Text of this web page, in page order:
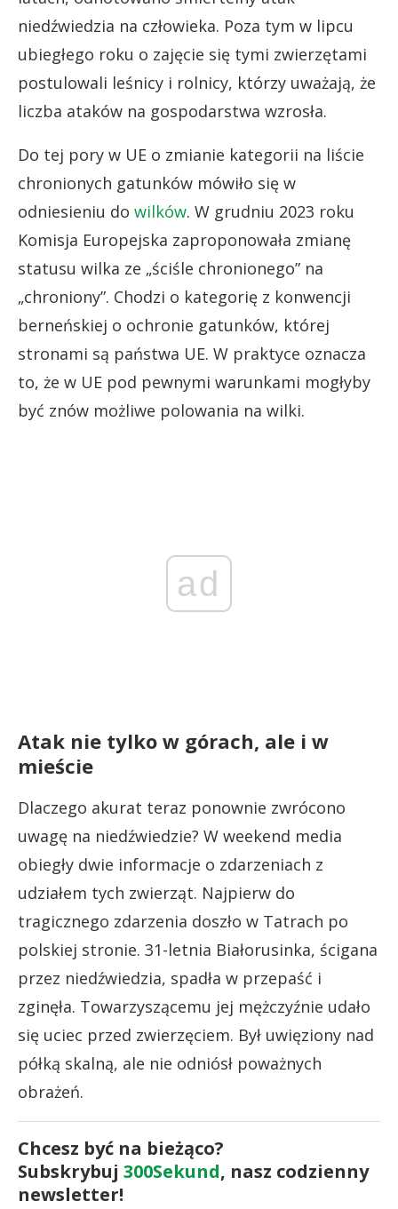
niedźwiedzia na człowieka. Poza tym w lipcu
ubiegłego roku o zajęcie się tymi zwierzętami
postulowali leśnicy i rolnicy, którzy uważają, że
liczba ataków na gospodarstwa wzrosła.
Do tej pory w UE o zmianie kategorii na liście
chronionych gatunków mówiło się w
odniesieniu do wilków. W grudniu 2023 roku
Komisja Europejska zaproponowała zmianę
statusu wilka ze „ściśle chronionego” na
„chroniony”. Chodzi o kategorię z konwencji
berneńskiej o ochronie gatunków, której
stronami są państwa UE. W praktyce oznacza
to, że w UE pod pewnymi warunkami mogłyby
być znów możliwe polowania na wilki.
ad
Atak nie tylko w górach, ale i w
mieście
Dlaczego akurat teraz ponownie zwrócono
uwagę na niedźwiedzie? W weekend media
obiegły dwie informacje o zdarzeniach z
udziałem tych zwierząt. Najpierw do
tragicznego zdarzenia doszło w Tatrach po
polskiej stronie. 31-letnia Białorusinka, ścigana
przez niedźwiedzia, spadła w przepaść i
zginęła. Towarzyszącemu jej mężczyźnie udało
się uciec przed zwierzęciem. Był uwięziony nad
półką skalną, ale nie odniósł poważnych
obrażeń.
Chcesz być na bieżąco?
Subskrybuj 300Sekund, nasz codzienny
newsletter!